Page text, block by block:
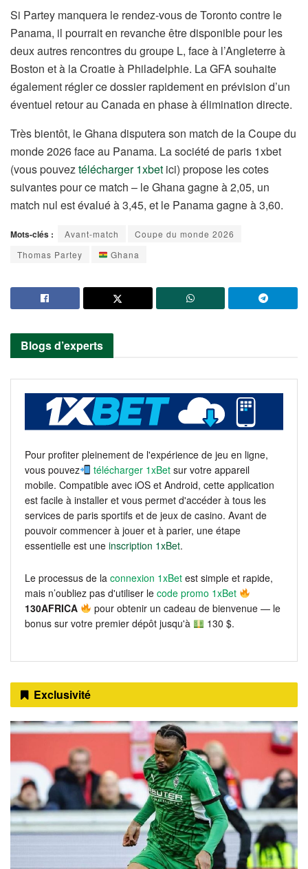
Si Partey manquera le rendez-vous de Toronto contre le
Panama, il pourrait en revanche être disponible pour les
deux autres rencontres du groupe L, face à l’Angleterre à
Boston et à la Croatie à Philadelphie. La GFA souhaite
également régler ce dossier rapidement en prévision d’un
éventuel retour au Canada en phase à élimination directe.
Très bientôt, le Ghana disputera son match de la Coupe du
monde 2026 face au Panama. La société de paris 1xbet
(vous pouveztélécharger 1xbet ici) propose les cotes
suivantes pour ce match – le Ghana gagne à 2,05, un
match nul est évalué à 3,45, et le Panama gagne à 3,60.
Mots-clés : Avant-match
Coupe du monde 2026
Thomas Partey
Ghana
Blogs d’experts
Pour profiter pleinement de l'expérience de jeu en ligne,
vous pouvez
télécharger 1xBet sur votre appareil
mobile. Compatible avec iOS et Android, cette application
est facile à installer et vous permet d'accéder à tous les
services de paris sportifs et de jeux de casino. Avant de
pouvoir commencer à jouer et à parier, une étape
essentielle est une inscription 1xBet.
Le processus de la connexion 1xBet est simple et rapide,
mais n’oubliez pas d'utiliser le code promo 1xBet
130AFRICA
pour obtenir un cadeau de bienvenue — le
bonus sur votre premier dépôt jusqu'à
130 $.
Exclusivité